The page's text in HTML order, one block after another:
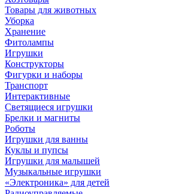
Товары для животных
Уборка
Хранение
Фитолампы
Игрушки
Конструкторы
Фигурки и наборы
Транспорт
Интерактивные
Светящиеся игрушки
Брелки и магниты
Роботы
Игрушки для ванны
Куклы и пупсы
Игрушки для малышей
Музыкальные игрушки
«Электроника» для детей